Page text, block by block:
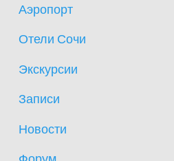
Аэропорт
Отели Сочи
Экскурсии
Записи
Новости